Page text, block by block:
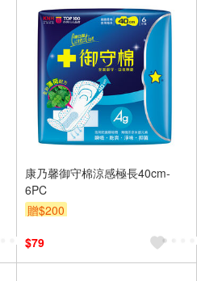
康乃馨御守棉涼感極長40cm-
6PC
贈$200
$79